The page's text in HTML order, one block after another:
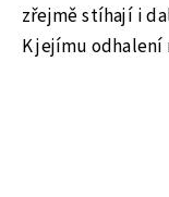
zřejmě stíhají i
K jejímu